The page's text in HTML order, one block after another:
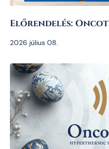
Előrendelés:
2026 július 08.